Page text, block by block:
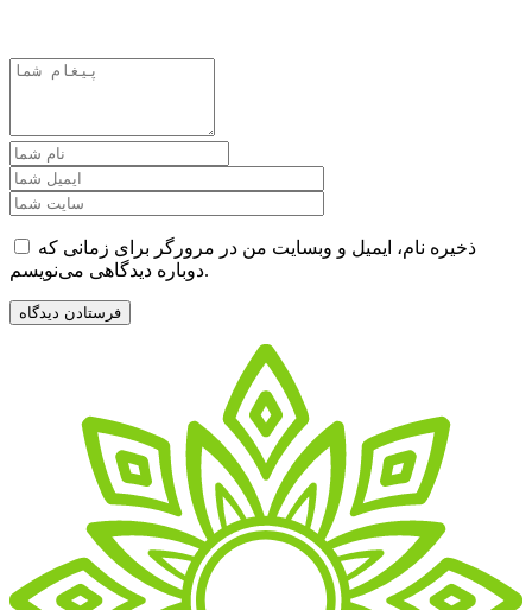
ذخیره نام، ایمیل و وبسایت من در مرورگر برای زمانی که
دوباره دیدگاهی می‌نویسم.